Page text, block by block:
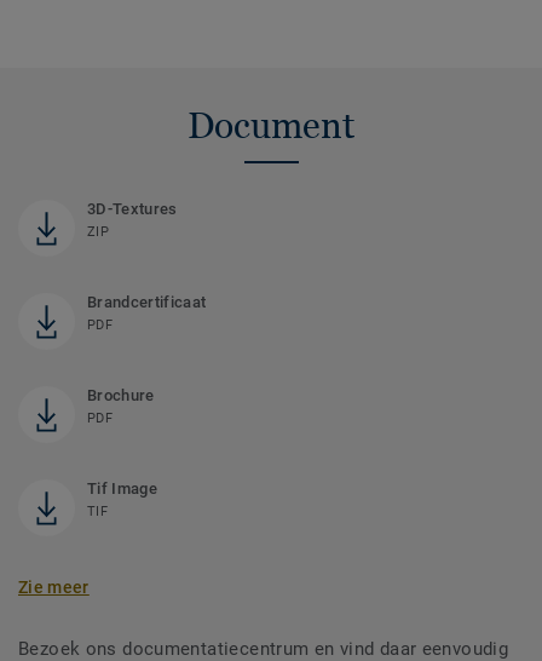
Document
3D-Textures
ZIP
Brandcertificaat
PDF
Brochure
PDF
Tif Image
TIF
Zie meer
Bezoek ons documentatiecentrum en vind daar eenvoudig